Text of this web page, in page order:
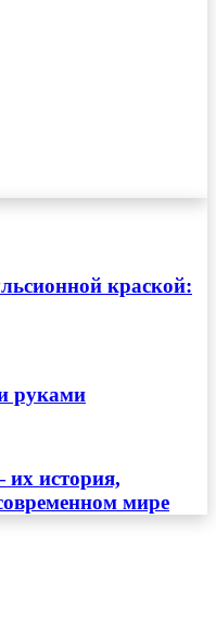
краской:
руками
их история,
мире